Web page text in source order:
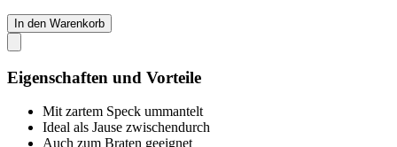
In den Warenkorb
Eigenschaften und Vorteile
Mit zartem Speck ummantelt
Ideal als Jause zwischendurch
Auch zum Braten geeignet